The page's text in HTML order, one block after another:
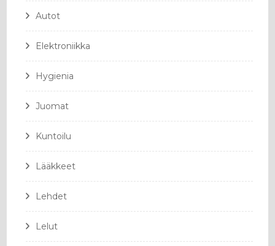
Autot
Elektroniikka
Hygienia
Juomat
Kuntoilu
Lääkkeet
Lehdet
Lelut